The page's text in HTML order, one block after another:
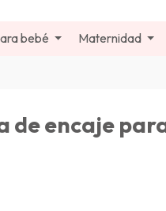
bebé Maternidad
de encaje